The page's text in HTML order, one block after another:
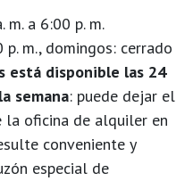
m. a 6:00 p. m.
p. m., domingos: cerrado
está disponible las 24
semana: puede dejar el
la oficina de alquiler en
conveniente y
especial de